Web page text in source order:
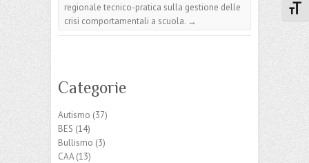
regionale tecnico-pratica sulla gestione delle
crisi comportamentali a scuola. →
Categorie
Autismo (37)
BES (14)
Bullismo (3)
CAA(13)